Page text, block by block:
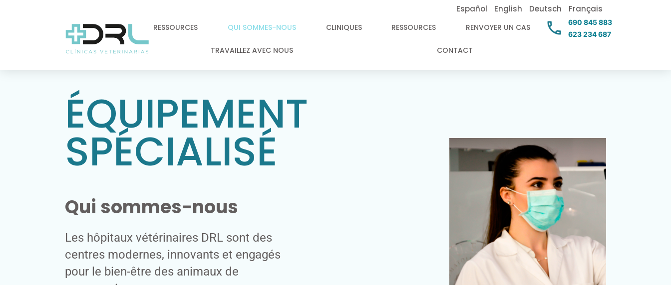
Español English Deutsch Français
RESSOURCES QUI SOMMES-NOUS CLINIQUES RESSOURCES RENVOYER UN CAS
TRAVAILLEZ AVEC NOUS CONTACT
690 845 883
623 234 687
ÉQUIPEMENT
SPÉCIALISÉ
Qui sommes-nous
Les hôpitaux vétérinaires DRL sont des
centres modernes, innovants et engagés
pour le bien-être des animaux de